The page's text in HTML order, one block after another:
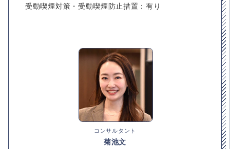
受動喫煙対策・受動喫煙防止措置：有り
コンサルタント
菊池文